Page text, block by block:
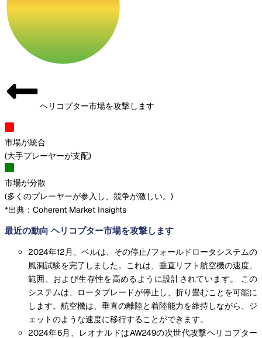
ヘリコプター市場を攻撃します
市場が統合
(大手プレーヤーが支配)
市場が分散
(多くのプレーヤーが参入し、競争が激しい。 )
*出典：Coherent Market Insights
最近の動向 ヘリコプター市場を攻撃します
2024年12月、ベルは、その停止/フォールドロータシステムの
風洞試験を完了しました。これは、垂直リフト航空機の速度、
範囲、および生存性を高めるように設計されています。 この
システムは、ロータブレードが停止し、折り畳むことを可能に
します。航空機は、垂直の離陸と着陸能力を維持しながら、ジ
ェットのような速度に移行することができます。
2024年6月、レオナルドはAW249の次世代攻撃ヘリコプター